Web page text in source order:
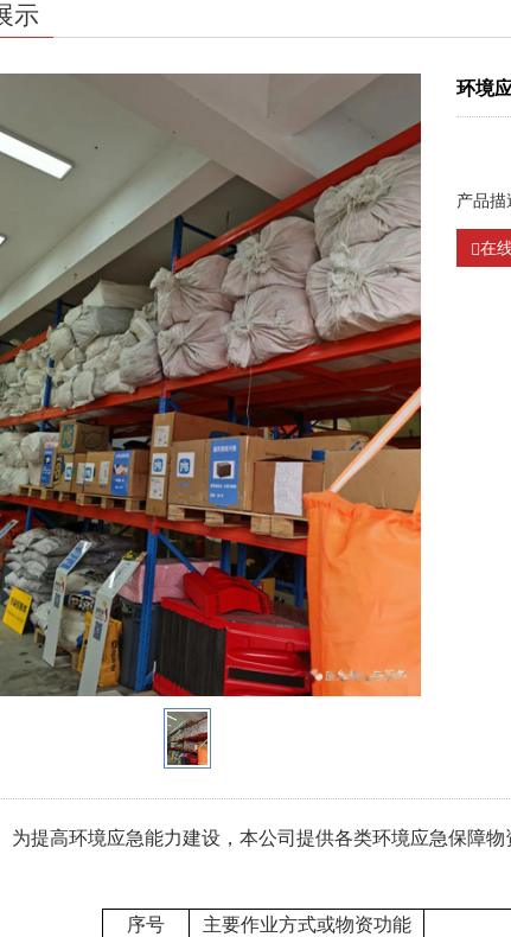
示
环境
产品描
在
为提高环境应急能力建设，本公司提供各类环境应急保障
序号 主要作业方式或物资功能